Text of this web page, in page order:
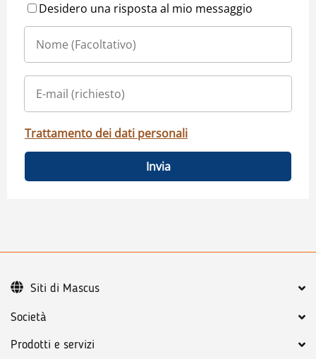
Desidero una risposta al mio messaggio
Trattamento dei dati personali
Invia
Società
Prodotti e servizi
Siti di Mascus